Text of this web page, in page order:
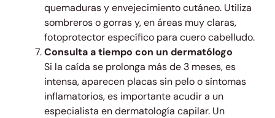
quemaduras y envejecimiento cutáneo. Utiliza
sombreros o gorras y, en áreas muy claras,
fotoprotector específico para cuero cabelludo.
Consulta a tiempo con un dermatólogo
Si la caída se prolonga más de 3 meses, es
intensa, aparecen placas sin pelo o síntomas
inflamatorios, es importante acudir a un
especialista en dermatología capilar. Un